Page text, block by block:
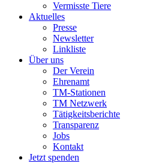
Vermisste Tiere
Aktuelles
Presse
Newsletter
Linkliste
Über uns
Der Verein
Ehrenamt
TM-Stationen
TM Netzwerk
Tätigkeitsberichte
Transparenz
Jobs
Kontakt
Jetzt spenden